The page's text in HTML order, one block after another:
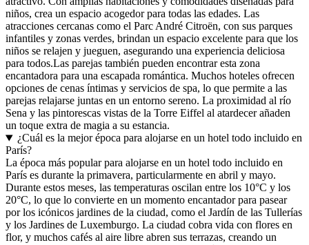
niños, crea un espacio acogedor para todas las edades. Las
atracciones cercanas como el Parc André Citroën, con sus parques
infantiles y zonas verdes, brindan un espacio excelente para que los
niños se relajen y jueguen, asegurando una experiencia deliciosa
para todos.Las parejas también pueden encontrar esta zona
encantadora para una escapada romántica. Muchos hoteles ofrecen
opciones de cenas íntimas y servicios de spa, lo que permite a las
parejas relajarse juntas en un entorno sereno. La proximidad al río
Sena y las pintorescas vistas de la Torre Eiffel al atardecer añaden
un toque extra de magia a su estancia.
¿Cuál es la mejor época para alojarse en un hotel todo incluido en
París?
La época más popular para alojarse en un hotel todo incluido en
París es durante la primavera, particularmente en abril y mayo.
Durante estos meses, las temperaturas oscilan entre los 10°C y los
20°C, lo que lo convierte en un momento encantador para pasear
por los icónicos jardines de la ciudad, como el Jardín de las Tullerías
y los Jardines de Luxemburgo. La ciudad cobra vida con flores en
flor, y muchos cafés al aire libre abren sus terrazas, creando un